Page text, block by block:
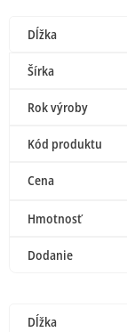
Dĺžka
Šírka
Rok výroby
Kód produktu
Cena
Hmotnosť
Dodanie
Dĺžka